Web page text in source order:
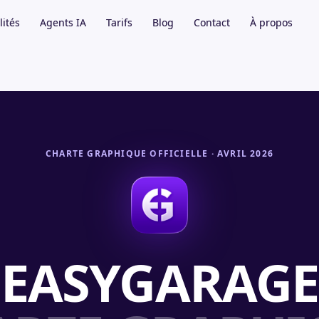
Agents IA Tarifs Blog Contact À propos
Agents IA Tarifs Blog Contact À propos
CHARTE GRAPHIQUE OFFICIELLE · AVRIL 2026
EASYGARAGE